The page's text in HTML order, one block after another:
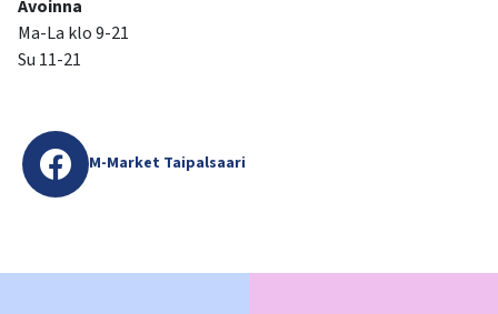
Avoinna
Ma-La klo 9-21
Su 11-21
M-Market Taipalsaari